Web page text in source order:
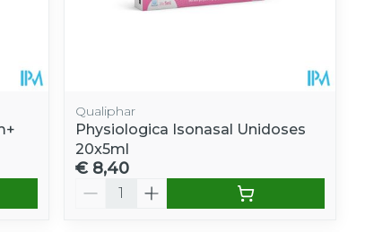
Qualiphar
Physiologica Isonasal Unidoses
20x5ml
€ 8,40
Aantal